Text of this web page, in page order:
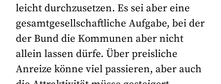
leicht durchzusetzen. Es sei aber eine
gesamtgesellschaftliche Aufgabe, bei der
der Bund die Kommunen aber nicht
allein lassen dürfe. Über preisliche
Anreize könne viel passieren, aber auch